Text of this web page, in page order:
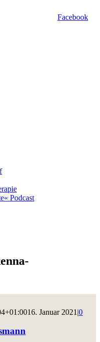
Facebook
Podcast
16. Januar 2021 |0